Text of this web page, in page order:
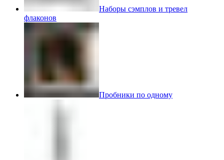
Наборы сэмплов и тревел
флаконов
Пробники по одному